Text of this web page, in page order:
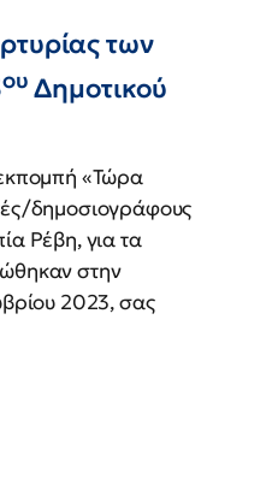
των
ου Δημοτικού
«Τώρα
δημοσιογράφους
Ρέβη, για τα
στην
2023, σας